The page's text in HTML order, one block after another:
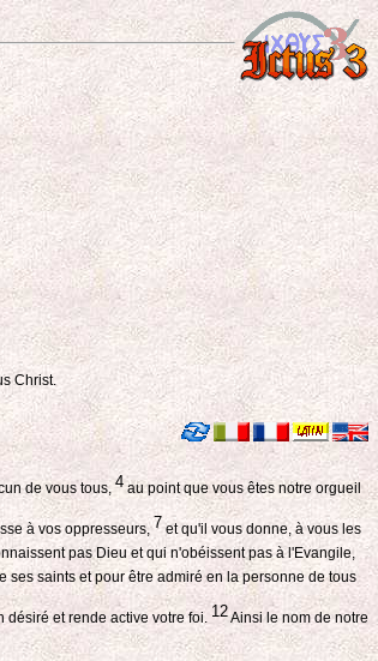
Christ.
de vous tous, 4 au point que vous êtes notre orgueil
à vos oppresseurs,7et qu'il vous donne, à vous les
pas Dieu et qui n'obéissent pas à l'Evangile,
saints et pour être admiré en la personne de tous
et rende active votre foi. 12Ainsi le nom de notre